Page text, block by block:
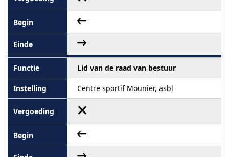
Lid van de raad van bestuur
Centre sportif Mounier, asbl